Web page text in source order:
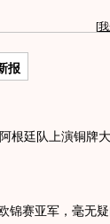
[
报
廷队上演铜牌大
赛亚军，毫无疑